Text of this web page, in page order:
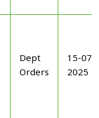
Dept
Orders
15-07-
2025